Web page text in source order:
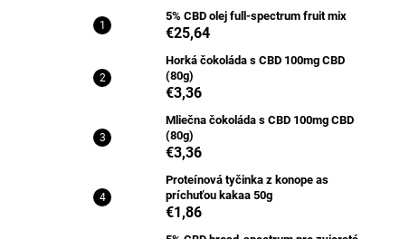
5% CBD olej full-spectrum fruit mix
€25,64
Horká čokoláda s CBD 100mg CBD
(80g)
€3,36
Mliečna čokoláda s CBD 100mg CBD
(80g)
€3,36
Proteínová tyčinka z konope as
príchuťou kakaa 50g
€1,86